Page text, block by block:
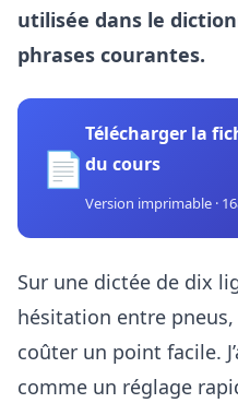
utilisée dans le
phrases courantes.
📄
Télécharger la
du cours
Version imprimable ·
Sur une dictée de dix
hésitation entre
coûter un point facile.
comme un réglage